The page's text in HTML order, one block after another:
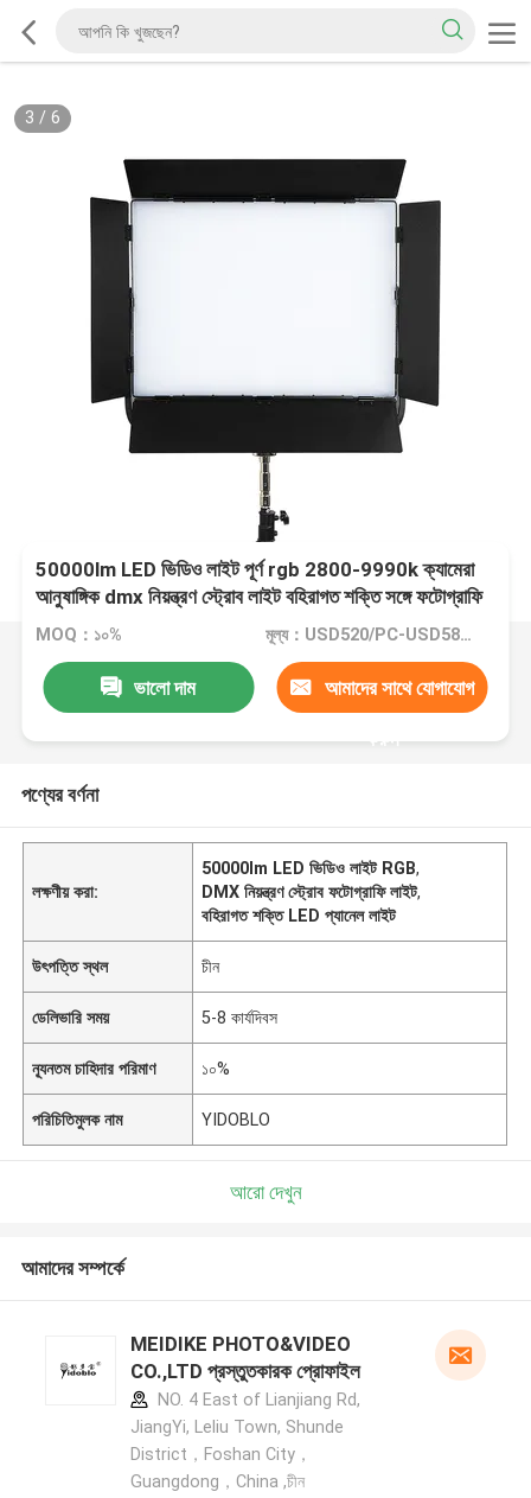
3 / 6
50000lm LED ভিডিও লাইট পূর্ণ rgb 2800-9990k ক্যামেরা
আনুষাঙ্গিক dmx নিয়ন্ত্রণ স্ট্রোব লাইট বহিরাগত শক্তি সঙ্গে ফটোগ্রাফি
MOQ：১০% মূল্য：USD520/PC-USD580/PC
ভালো দাম আমাদের সাথে যোগাযোগ
করুন
পণ্যের বর্ণনা
লক্ষণীয় করা:
50000lm LED ভিডিও লাইট RGB,
DMX নিয়ন্ত্রণ স্ট্রোব ফটোগ্রাফি লাইট,
বহিরাগত শক্তি LED প্যানেল লাইট
উৎপত্তি স্থল চীন
ডেলিভারি সময় 5-8 কার্যদিবস
ন্যূনতম চাহিদার পরিমাণ ১০%
পরিচিতিমুলক নাম YIDOBLO
আরো দেখুন
আমাদের সম্পর্কে
MEIDIKE PHOTO&VIDEO
CO.,LTD প্রস্তুতকারক প্রোফাইল
NO. 4 East of Lianjiang Rd,
JiangYi, Leliu Town, Shunde
District，Foshan City，
Guangdong，China ,চীন